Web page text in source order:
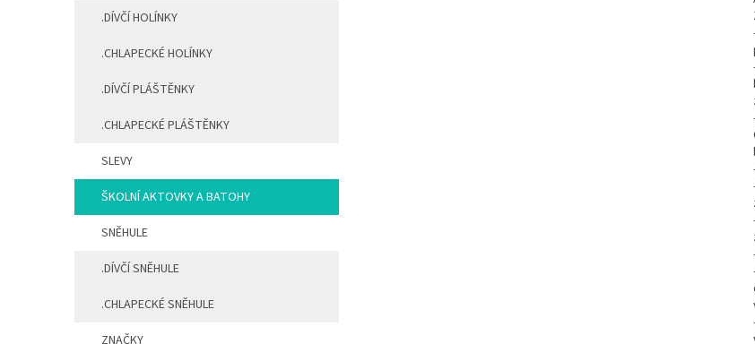
.DÍVČÍ HOLÍNKY
.CHLAPECKÉ HOLÍNKY
.DÍVČÍ PLÁŠTĚNKY
.CHLAPECKÉ PLÁŠTĚNKY
SLEVY
ŠKOLNÍ AKTOVKY A BATOHY
SNĚHULE
.DÍVČÍ SNĚHULE
.CHLAPECKÉ SNĚHULE
ZNAČKY